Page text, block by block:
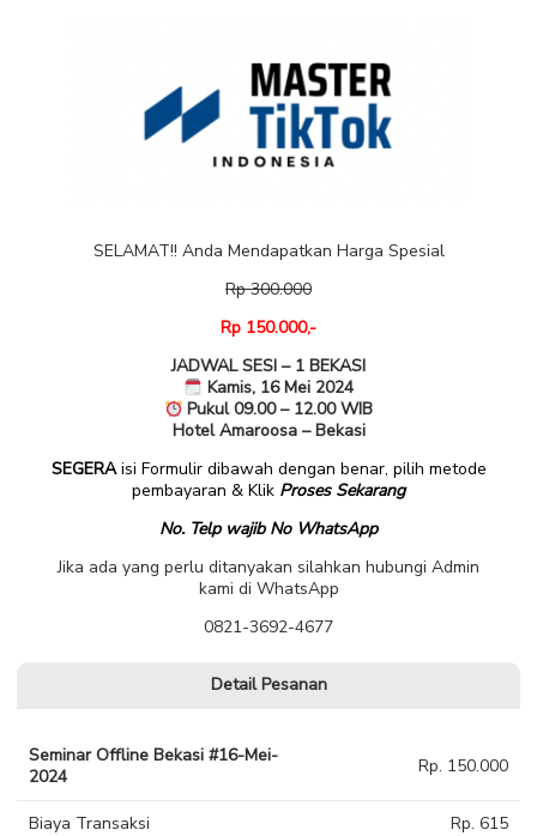
SELAMAT!! Anda Mendapatkan Harga Spesial
Rp 300.000
Rp 150.000,-
JADWAL SESI – 1 BEKASI
Kamis, 16 Mei 2024
Pukul 09.00 – 12.00 WIB
Hotel Amaroosa – Bekasi
SEGERAisi Formulir dibawah dengan benar, pilih metode
pembayaran & Klik Proses Sekarang
No. Telp wajib No WhatsApp
Jika ada yang perlu ditanyakan silahkan hubungi Admin
kami di WhatsApp
0821-3692-4677
Detail Pesanan
Seminar Offline Bekasi #16-Mei-
2024
Rp. 150.000
Biaya Transaksi Rp. 615